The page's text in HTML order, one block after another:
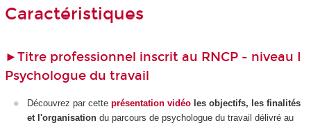
Caractéristiques
►Titre professionnel inscrit au RNCP - niveau I
Psychologue du travail
Découvrez par cette présentation vidéo les objectifs, les finalités
et l'organisation du parcours de psychologue du travail délivré au